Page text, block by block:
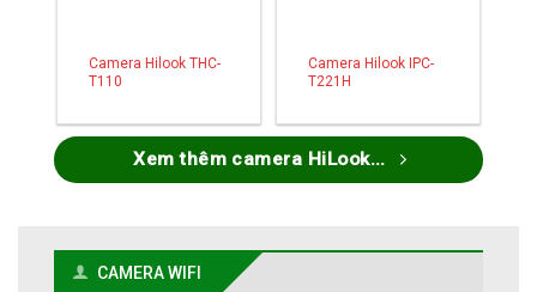
Camera Hilook THC-
T110
Camera Hilook IPC-
T221H
Xem thêm camera HiLook...
CAMERA WIFI